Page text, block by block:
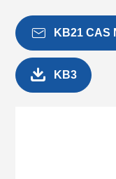
 KB21 CAS
 KB3